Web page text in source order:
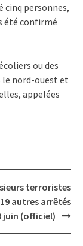
cinq personnes,
été confirmé
ou des
le nord-ouest et
appelées
terroristes
autres arrêtés
juin (officiel)